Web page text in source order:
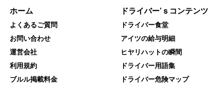
ホーム
よくあるご質問
お問い合わせ
運営会社
利用規約
ブルル掲載料金
ドライバー’ｓコンテンツ
ドライバー食堂
アイツの給与明細
ヒヤリハットの瞬間
ドライバー用語集
ドライバー危険マップ